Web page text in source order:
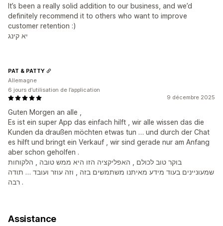
It’s been a really solid addition to our business, and we’d
definitely recommend it to others who want to improve
customer retention :)
יא קינג
9 décembre 2025
Guten Morgen an alle ,
Es ist ein super App das einfach hilft , wir alle wissen das die
Kunden da draußen möchten etwas tun … und durch der Chat
es hilft und bringt ein Verkauf , wir sind gerade nur am Anfang
aber schon geholfen .
בוקר טוב לכולם , האפליקציה הזו היא ממש טובה , הלקוחות
שמעוניינים בעוד מידע מאיתנו משתמשים בזה , וזה עוזר ועובד … תודה
רבה .
PAT & PATTY
Allemagne
6 jours d’utilisation de l’application
Assistance